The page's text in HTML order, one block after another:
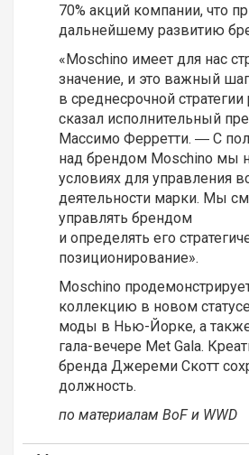
70% акций компании, что
дальнейшему развитию
«Moschino имеет для нас
значение, и это важный шаг
в среднесрочной
сказал исполнительный
Массимо Ферретти. ― С
над брендом Moschino мы
условиях для управления
деятельности марки. Мы
управлять брендом
и определять его
позиционирование».
Moschino
коллекцию в новом
моды в Нью-Йорке, а также
гала-вечере Met Gala.
бренда Джереми Скотт
должность.
по материалам BoF и WWD